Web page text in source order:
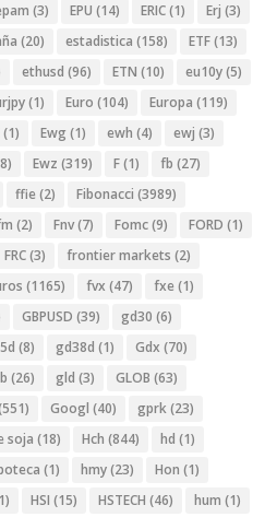
(3) EPU (14) ERIC(1) Erj (3)
(20) estadistica (158) ETF(13)
ethusd (96) ETN (10) eu10y(5)
(1) Euro (104) Europa (119)
(1) Ewg (1) ewh (4) ewj (3)
Ewz (319) F(1) fb (27)
ffie (2) Fibonacci (3989)
(2) Fnv(7) Fomc(9) FORD (1)
FRC(3) frontier markets (2)
(1165) fvx (47) fxe (1)
GBPUSD (39) gd30 (6)
(8) gd38d (1) Gdx (70)
(26) gld (3) GLOB (63)
Googl (40) gprk(23)
soja (18) Hch (844) hd (1)
(1) hmy(23) Hon (1)
HSI (15) HSTECH (46) hum (1)